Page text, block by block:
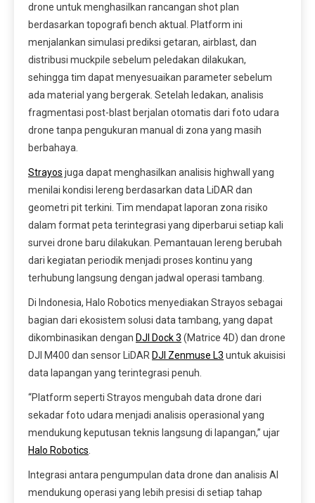
drone untuk menghasilkan rancangan shot plan
berdasarkan topografi bench aktual. Platform ini
menjalankan simulasi prediksi getaran, airblast, dan
distribusi muckpile sebelum peledakan dilakukan,
sehingga tim dapat menyesuaikan parameter sebelum
ada material yang bergerak. Setelah ledakan, analisis
fragmentasi post-blast berjalan otomatis dari foto udara
drone tanpa pengukuran manual di zona yang masih
berbahaya.
Strayos juga dapat menghasilkan analisis highwall yang
menilai kondisi lereng berdasarkan data LiDAR dan
geometri pit terkini. Tim mendapat laporan zona risiko
dalam format peta terintegrasi yang diperbarui setiap kali
survei drone baru dilakukan. Pemantauan lereng berubah
dari kegiatan periodik menjadi proses kontinu yang
terhubung langsung dengan jadwal operasi tambang.
Di Indonesia, Halo Robotics menyediakan Strayos sebagai
bagian dari ekosistem solusi data tambang, yang dapat
dikombinasikan dengan DJI Dock 3 (Matrice 4D) dan drone
DJI M400 dan sensor LiDAR DJI Zenmuse L3 untuk akuisisi
data lapangan yang terintegrasi penuh.
“Platform seperti Strayos mengubah data drone dari
sekadar foto udara menjadi analisis operasional yang
mendukung keputusan teknis langsung di lapangan,” ujar
Halo Robotics
Integrasi antara pengumpulan data drone dan analisis AI
mendukung operasi yang lebih presisi di setiap tahap